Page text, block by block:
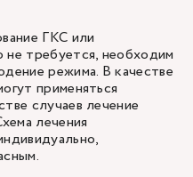
ГКС или
требуется, необходим
режима. В качестве
применяться
случаев лечение
лечения